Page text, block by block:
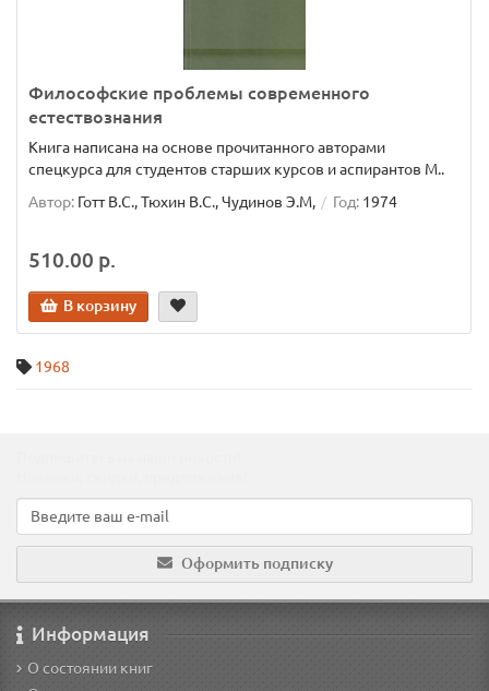
Философские проблемы современного
естествознания
Книга написана на основе прочитанного авторами
спецкурса для студентов старших курсов и аспирантов М..
Автор: Готт В.С., Тюхин В.С., Чудинов Э.М, Год: 1974
510.00 р.
В корзину
1968
Оформить подписку
Информация
О состоянии книг